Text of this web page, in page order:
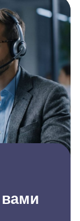
вами